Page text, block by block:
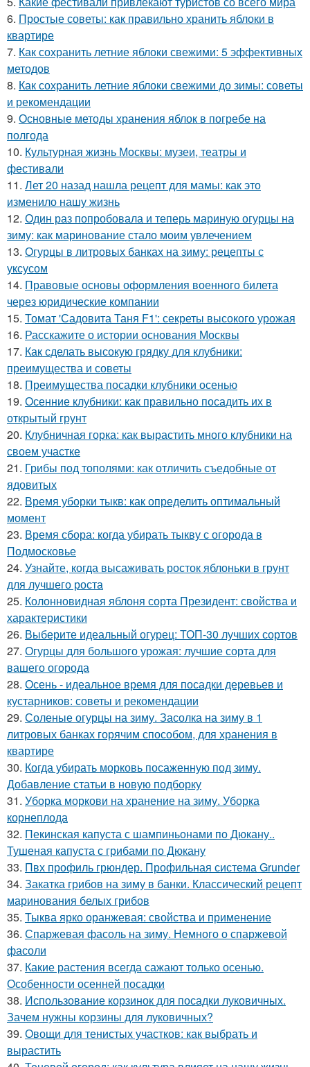
6. Простые советы: как правильно хранить яблоки в
квартире
7. Как сохранить летние яблоки свежими: 5 эффективных
методов
8. Как сохранить летние яблоки свежими до зимы: советы
и рекомендации
9. Основные методы хранения яблок в погребе на
полгода
10. Культурная жизнь Москвы: музеи, театры и
фестивали
11. Лет 20 назад нашла рецепт для мамы: как это
изменило нашу жизнь
12. Один раз попробовала и теперь мариную огурцы на
зиму: как маринование стало моим увлечением
13. Огурцы в литровых банках на зиму: рецепты с
уксусом
14. Правовые основы оформления военного билета
через юридические компании
15. Томат 'Садовита Таня F1': секреты высокого урожая
16. Расскажите о истории основания Москвы
17. Как сделать высокую грядку для клубники:
преимущества и советы
18. Преимущества посадки клубники осенью
19. Осенние клубники: как правильно посадить их в
открытый грунт
20. Клубничная горка: как вырастить много клубники на
своем участке
21. Грибы под тополями: как отличить съедобные от
ядовитых
22. Время уборки тыкв: как определить оптимальный
момент
23. Время сбора: когда убирать тыкву с огорода в
Подмосковье
24. Узнайте, когда высаживать росток яблоньки в грунт
для лучшего роста
25. Колонновидная яблоня сорта Президент: свойства и
характеристики
26. Выберите идеальный огурец: ТОП-30 лучших сортов
27. Огурцы для большого урожая: лучшие сорта для
вашего огорода
28. Осень - идеальное время для посадки деревьев и
кустарников: советы и рекомендации
29. Соленые огурцы на зиму. Засолка на зиму в 1
литровых банках горячим способом, для хранения в
квартире
30. Когда убирать морковь посаженную под зиму.
Добавление статьи в новую подборку
31. Уборка моркови на хранение на зиму. Уборка
корнеплода
32. Пекинская капуста с шампиньонами по Дюкану..
Тушеная капуста с грибами по Дюкану
33. Пвх профиль грюндер. Профильная система Grunder
34. Закатка грибов на зиму в банки. Классический рецепт
маринования белых грибов
35. Тыква ярко оранжевая: свойства и применение
36. Спаржевая фасоль на зиму. Немного о спаржевой
фасоли
37. Какие растения всегда сажают только осенью.
Особенности осенней посадки
38. Использование корзинок для посадки луковичных.
Зачем нужны корзины для луковичных?
39. Овощи для тенистых участков: как выбрать и
вырастить